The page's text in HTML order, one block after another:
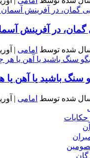
گمان، در آفرينش
شده توسط امامی | آوریل
سنگ باشید یا آهن
شده توسط امامی | آوریل
حکایات